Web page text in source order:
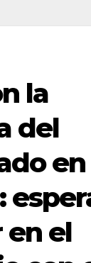
la
del
en
en el